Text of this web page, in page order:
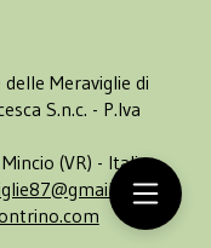
Meraviglie di
S.n.c. - P.Iva
(VR) - Italia -